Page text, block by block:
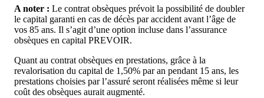
A noter : Le contrat obsèques prévoit la possibilité de doubler
le capital garanti en cas de décès par accident avant l’âge de
vos 85 ans. Il s’agit d’une option incluse dans l’assurance
obsèques en capital PREVOIR.
Quant au contrat obsèques en prestations, grâce à la
revalorisation du capital de 1,50% par an pendant 15 ans, les
prestations choisies par l’assuré seront réalisées même si leur
coût des obsèques aurait augmenté.